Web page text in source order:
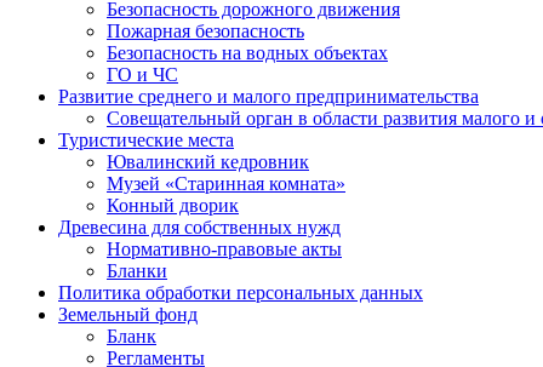
Безопасность дорожного движения
Пожарная безопасность
Безопасность на водных объектах
ГО и ЧС
Развитие среднего и малого предпринимательства
Совещательный орган в области развития малого и
Туристические места
Ювалинский кедровник
Музей «Старинная комната»
Конный дворик
Древесина для собственных нужд
Нормативно-правовые акты
Бланки
Политика обработки персональных данных
Земельный фонд
Бланк
Регламенты